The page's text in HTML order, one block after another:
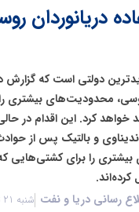
دریانوردان
دولتی است که گزارش
محدودیت‌های بیشتری
خواهد کرد. این اقدام در
و بالتیک پس از
را برای کشتی‌هایی
رسانی دریا و نفت شنبه 21 تیر 1404 - 14:31